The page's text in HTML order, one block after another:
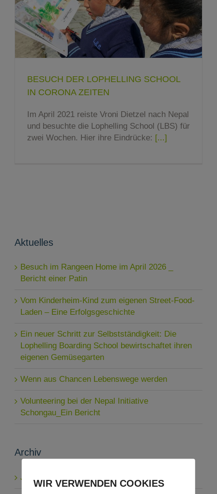
BESUCH DER LOPHELLING SCHOOL
IN CORONA ZEITEN
Im April 2021 reiste Vroni Dietzel nach Nepal
und besuchte die Lophelling School (LBS) für
zwei Wochen. Hier ihre Eindrücke: [...]
Aktuelles
Besuch im Rangeen Home im April 2026 _
Bericht einer Patin
Vom Kinderheim-Kind zum eigenen Street-Food-
Laden – Eine Erfolgsgeschichte
Ein neuer Schritt zur Selbstständigkeit: Die
Lophelling Boarding School bewirtschaftet ihren
eigenen Gemüsegarten
Wenn aus Chancen Lebenswege werden
Volunteering bei der Nepal Initiative
Schongau_Ein Bericht
Archiv
Juli 2026
WIR VERWENDEN COOKIES